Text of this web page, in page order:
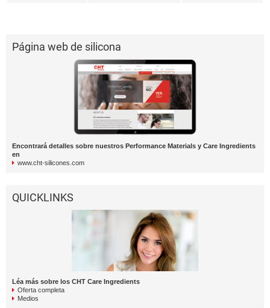
Página web de silicona
Encontrará detalles sobre nuestros Performance Materials y Care Ingredients
en
www.cht-silicones.com
QUICKLINKS
Léa más sobre los CHT Care Ingredients
Oferta completa
Medios